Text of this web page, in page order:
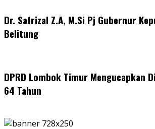
Dr. Safrizal Z.A, M.Si Pj Gubernur
Belitung
DPRD Lombok Timur Mengucapkan
64 Tahun